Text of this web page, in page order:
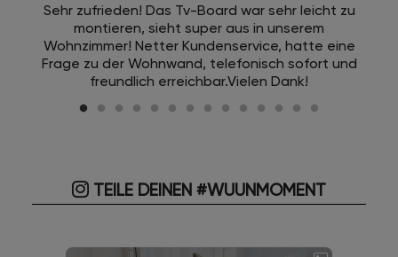
Sehr zufrieden! Das Tv-Board war sehr leicht zu
montieren, sieht super aus in unserem
Wohnzimmer! Netter Kundenservice, hatte eine
Frage zu der Wohnwand, telefonisch sofort und
freundlich erreichbar.Vielen Dank!
TEILE DEINEN #WUUNMOMENT